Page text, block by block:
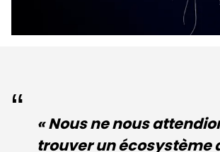
« Nous ne nous
trouver un écosystème